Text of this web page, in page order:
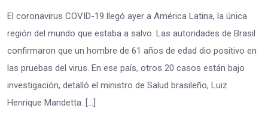
El coronavirus COVID-19 llegó ayer a América Latina, la única
región del mundo que estaba a salvo. Las autoridades de Brasil
confirmaron que un hombre de 61 años de edad dio positivo en
las pruebas del virus. En ese país, otros 20 casos están bajo
investigación, detalló el ministro de Salud brasileño, Luiz
Henrique Mandetta. […]